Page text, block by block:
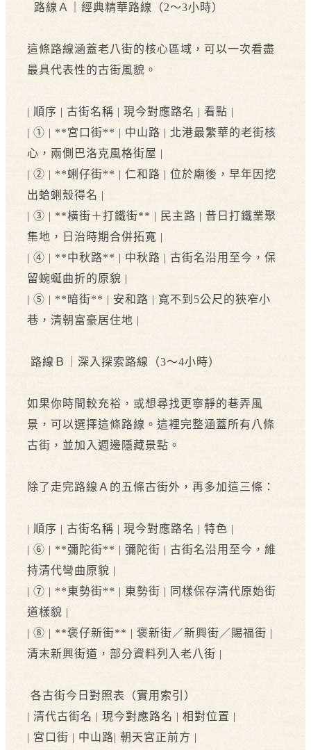
路線Ａ｜經典精華路線（2～3小時）
這條路線涵蓋老八街的核心區域，可以一次看盡
最具代表性的古街風貌。
| 順序 | 古街名稱 | 現今對應路名 | 看點 |
| ① | **宮口街** | 中山路 | 北港最繁華的老街核
心，兩側巴洛克風格街屋 |
| ② | **蜊仔街** | 仁和路 | 位於廟後，早年因挖
出蛤蜊殼得名 |
| ③ | **橫街＋打鐵街** | 民主路 | 昔日打鐵業聚
集地，日治時期合併拓寬 |
| ④ | **中秋路** | 中秋路 | 古街名沿用至今，保
留蜿蜒曲折的原貌 |
| ⑤ | **暗街** | 安和路 | 寬不到5公尺的狹窄小
巷，清朝富豪居住地 |
路線Ｂ｜深入探索路線（3～4小時）
如果你時間較充裕，或想尋找更寧靜的巷弄風
景，可以選擇這條路線。這裡完整涵蓋所有八條
古街，並加入週邊隱藏景點。
除了走完路線Ａ的五條古街外，再多加這三條：
| 順序 | 古街名稱 | 現今對應路名 | 特色 |
| ⑥ | **彌陀街** | 彌陀街 | 古街名沿用至今，維
持清代彎曲原貌 |
| ⑦ | **東勢街** | 東勢街 | 同樣保存清代原始街
道樣貌 |
| ⑧ | **褒仔新街** | 褒新街／新興街／賜福街 |
清末新興街道，部分資料列入老八街 |
各古街今日對照表（實用索引）
| 清代古街名 | 現今對應路名 | 相對位置 |
| 宮口街 | 中山路| 朝天宮正前方 |